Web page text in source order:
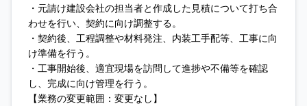
・元請け建設会社の担当者と作成した見積について打ち合
わせを行い、契約に向け調整する。
・契約後、工程調整や材料発注、内装工手配等、工事に向
け準備を行う。
・工事開始後、適宜現場を訪問して進捗や不備等を確認
し、完成に向け管理を行う。
【業務の変更範囲：変更なし】